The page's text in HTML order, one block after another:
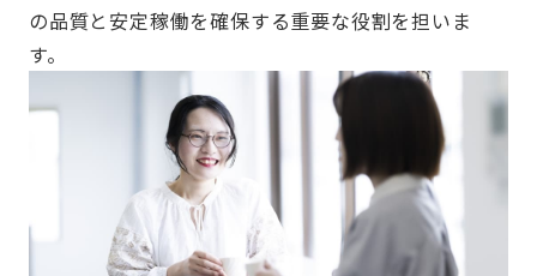
の品質と安定稼働を確保する重要な役割を担いま
す。